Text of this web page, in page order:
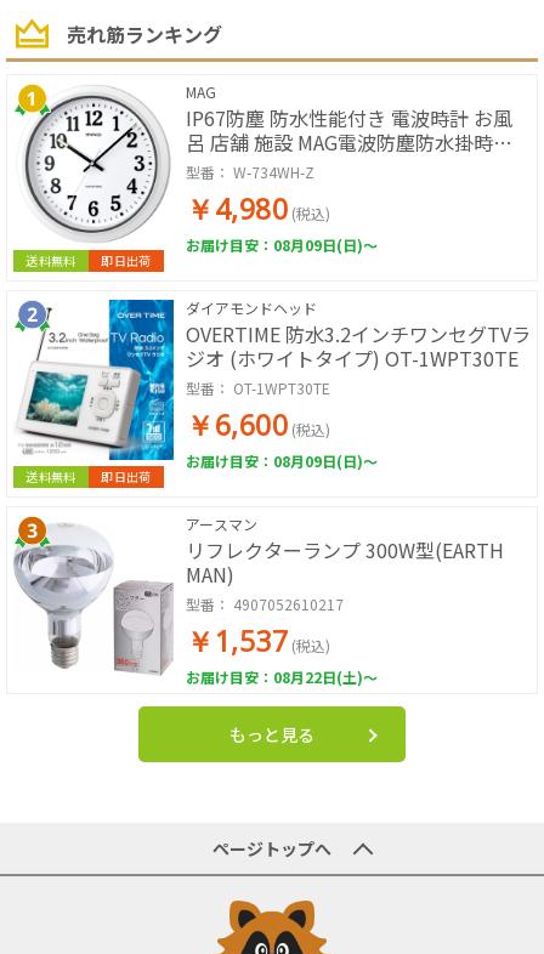
売れ筋ランキング
送料無料 即日出荷
MAG
IP67防塵 防水性能付き 電波時計 お風
呂 店舗 施設 MAG電波防塵防水掛時計
ナヤ (ホワイト)
型番： W-734WH-Z
￥4,980 (税込)
お届け目安：08月09日(日)～
送料無料 即日出荷
ダイアモンドヘッド
OVERTIME 防水3.2インチワンセグTVラ
ジオ (ホワイトタイプ) OT-1WPT30TE
型番： OT-1WPT30TE
￥6,600 (税込)
お届け目安：08月09日(日)～
アースマン
リフレクターランプ 300W型(EARTH
MAN)
型番： 4907052610217
￥1,537 (税込)
お届け目安：08月22日(土)～
もっと見る
ページトップへ